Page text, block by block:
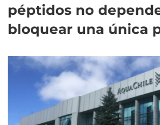
péptidos no
bloquear una única